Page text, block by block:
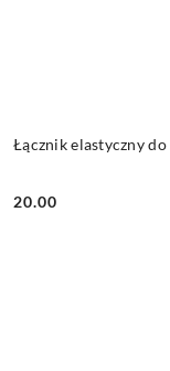
Łącznik elastyczny
Cena:
20.00